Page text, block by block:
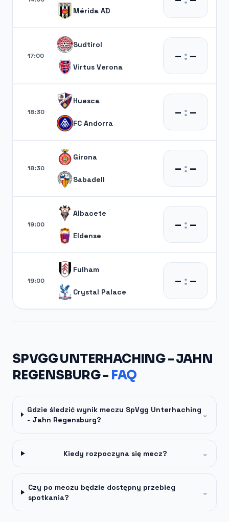
Mérida AD
17:00
Sudtirol
Virtus Verona
– :–
18:30
Huesca
FC Andorra
– :–
18:30
Girona
Sabadell
– :–
19:00
Albacete
Eldense
– :–
19:00
Fulham
Crystal Palace
– :–
SPVGG UNTERHACHING - JAHN
REGENSBURG - FAQ
Gdzie śledzić wynik meczu SpVgg Unterhaching
- Jahn Regensburg?
⌄
Kiedy rozpoczyna się mecz? ⌄
Czy po meczu będzie dostępny przebieg
spotkania?
⌄